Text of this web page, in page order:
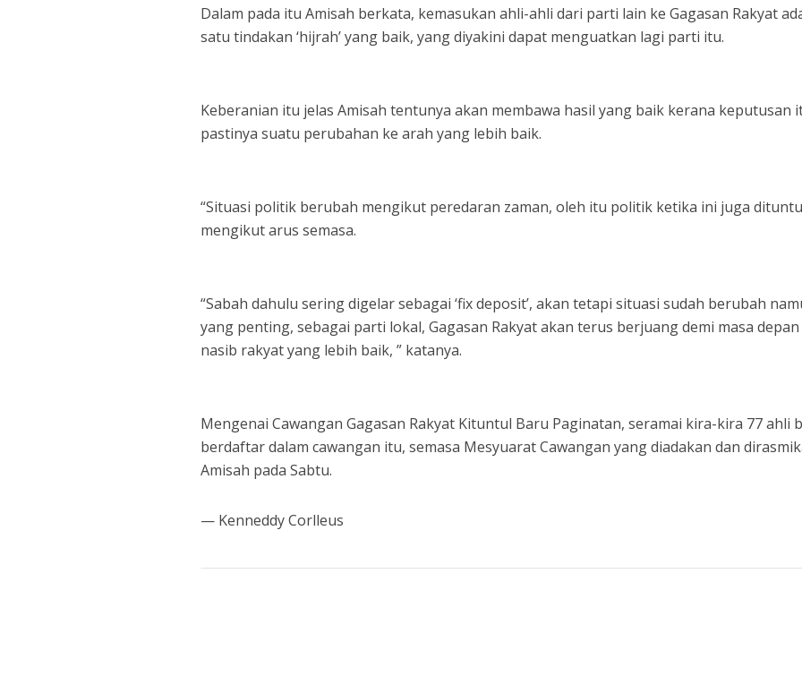
Dalam pada itu Amisah berkata, kemasukan ahli-ahli dari parti lain ke Gagasan Rakyat
satu tindakan ‘hijrah’ yang baik, yang diyakini dapat menguatkan lagi parti itu.
Keberanian itu jelas Amisah tentunya akan membawa hasil yang baik kerana keputusan
pastinya suatu perubahan ke arah yang lebih baik.
“Situasi politik berubah mengikut peredaran zaman, oleh itu politik ketika ini juga
mengikut arus semasa.
“Sabah dahulu sering digelar sebagai ‘fix deposit’, akan tetapi situasi sudah berubah
yang penting, sebagai parti lokal, Gagasan Rakyat akan terus berjuang demi masa depan
nasib rakyat yang lebih baik, ” katanya.
Mengenai Cawangan Gagasan Rakyat Kituntul Baru Paginatan, seramai kira-kira 77 ahli
berdaftar dalam cawangan itu, semasa Mesyuarat Cawangan yang diadakan dan
Amisah pada Sabtu.
— Kenneddy Corlleus